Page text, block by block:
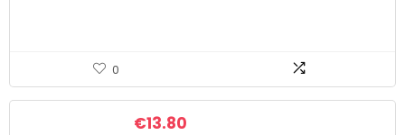
0
€13.80